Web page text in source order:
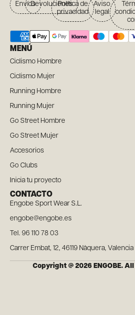
EnvíosDevolucionesPolítica de
privacidad
Aviso
legal
MENÚ
Ciclismo Hombre
Ciclismo Mujer
Running Hombre
Running Mujer
Go Street Hombre
Go Street Mujer
Accesorios
Go Clubs
Inicia tu proyecto
CONTACTO
Engobe Sport Wear S.L.
engobe@engobe.es
Tel. 96 110 78 03
Carrer Embat, 12, 46119 Nàquera, Valencia
Copyright @ 2026 ENGOBE.